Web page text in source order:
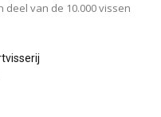
deel van de 10.000 vissen